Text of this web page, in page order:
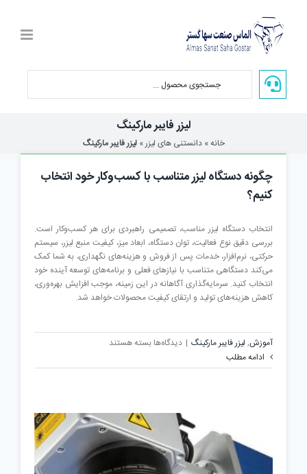
content
لیزر فایبر مارکینگ
خانه»دانستنی های لیزر»لیزر فایبر مارکینگ
چگونه دستگاه لیزر متناسب با کسب‌وکار خود انتخاب
کنیم؟
انتخاب دستگاه لیزر مناسب، تصمیمی راهبردی برای هر کسب‌وکار است.
بررسی دقیق نوع فعالیت، توان دستگاه، ابعاد میز، کیفیت منبع لیزر، سیستم
حرکتی، نرم‌افزار، خدمات پس از فروش و هزینه‌های نگهداری، به شما کمک
می‌کند دستگاهی متناسب با نیازهای فعلی و برنامه‌های توسعه آینده خود
انتخاب کنید. سرمایه‌گذاری آگاهانه در این زمینه، موجب افزایش بهره‌وری،
کاهش هزینه‌های تولید و ارتقای کیفیت محصولات خواهد شد.
آموزش, لیزر فایبر مارکینگ | دیدگاه‌ها برای
دستگاه
با
کسب‌وکار
خود
انتخاب
کنیم؟
بسته هستند
ادامه مطلب